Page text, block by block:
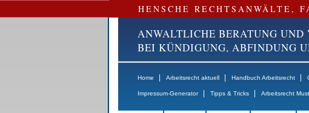
HENSCHE RECHTSANWÄLTE,
ANWALTLICHE BERATUNG
BEI KÜNDIGUNG, ABFINDUNG
Home Arbeitsrecht aktuell Handbuch Arbeitsrecht
Impressum-Generator Tipps & Tricks Arbeitsrecht